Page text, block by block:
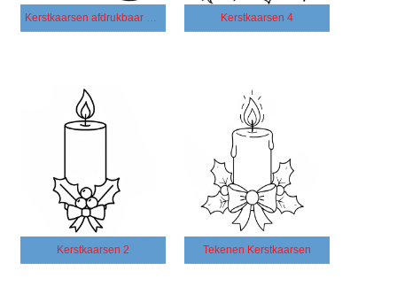
Kerstkaarsen afdrukbaar simpel Kerstkaarsen 4
Kerstkaarsen 2 Tekenen Kerstkaarsen